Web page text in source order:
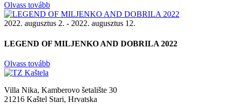
Olvass tovább
2022. augusztus 2. - 2022. augusztus 12.
LEGEND OF MILJENKO AND DOBRILA 2022
Olvass tovább
Villa Nika, Kamberovo šetalište 30
21216 Kaštel Stari, Hrvatska